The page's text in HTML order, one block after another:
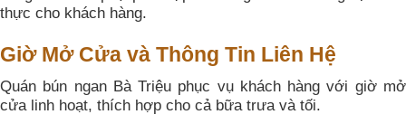
thực cho khách hàng.
Giờ Mở Cửa và Thông Tin Liên Hệ
Quán bún ngan Bà Triệu phục vụ khách hàng với giờ mở
cửa linh hoạt, thích hợp cho cả bữa trưa và tối.